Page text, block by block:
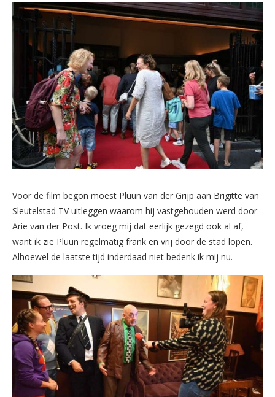
Voor de film begon moest Pluun van der Grijp aan Brigitte van
Sleutelstad TV uitleggen waarom hij vastgehouden werd door
Arie van der Post. Ik vroeg mij dat eerlijk gezegd ook al af,
want ik zie Pluun regelmatig frank en vrij door de stad lopen.
Alhoewel de laatste tijd inderdaad niet bedenk ik mij nu.